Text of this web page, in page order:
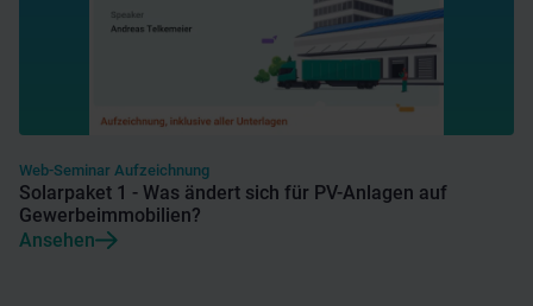
Web-Seminar Aufzeichnung
Solarpaket 1 - Was ändert sich für PV-Anlagen auf
Gewerbeimmobilien?
Ansehen